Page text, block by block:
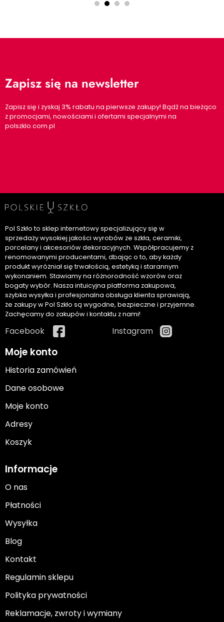
Zapisz się na newsletter
Zapisz się i zyskaj 3% rabatu na pierwsze zakupy! Bądź na bieżąco
z promocjami, nowościami i ofertami specjalnymi na
polszklo.com.pl
Pol Szkło to sklep internetowy specjalizujący się w
sprzedaży wysokiej jakości wyrobów ze szkła, ceramiki,
porcelany i akcesoriów dekoracyjnych. Współpracujemy z
renomowanymi producentami, dbając o to, aby każdy
produkt wyróżniał się trwałością, estetyką i starannym
wykonaniem. Stawiamy na różnorodność wzorów oraz
bogaty wybór. Nasza intuicyjna platforma zakupowa,
szybka wysyłka i profesjonalna obsługa klienta sprawiają,
że zakupy w Pol Szkło są wygodne, bezpieczne i przyjemne.
Zachęcamy do zakupów i kontaktu z nami!
Facebook Instagram
Moje konto
Historia zamówień
Dane osobowe
Moje konto
Adresy
Koszyk
Informacje
O nas
Płatności
Wysyłka
Blog
Kontakt
Regulamin sklepu
Polityka prywatności
Reklamacje, zwroty i wymiany